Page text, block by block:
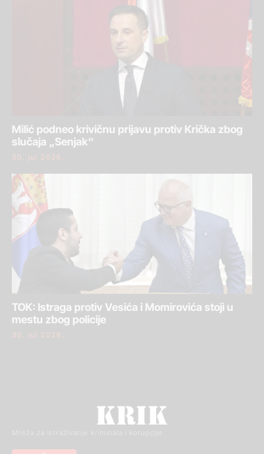
Milić podneo krivičnu prijavu protiv Krička zbog
slučaja „Senjak“
30. jul 2026.
TOK: Istraga protiv Vesića i Momirovića stoji u
mestu zbog policije
30. jul 2026.
Mreža za istraživanje kriminala i korupcije